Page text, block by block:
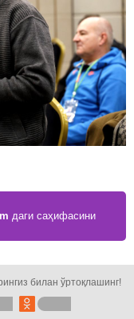
даги саҳифасини
билан ўртоқлашинг!